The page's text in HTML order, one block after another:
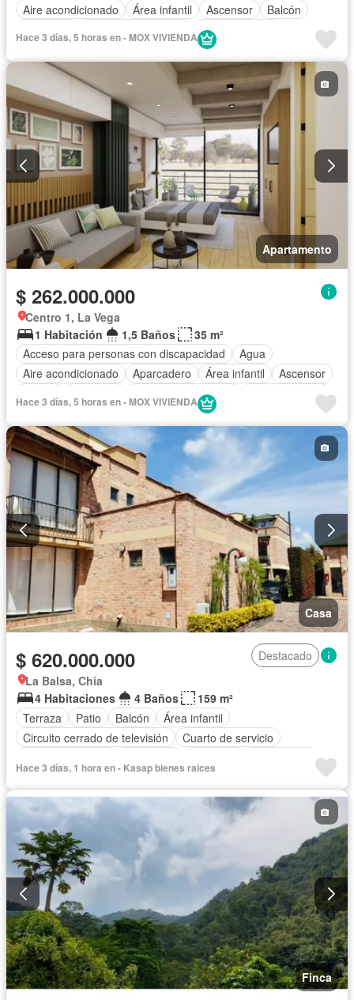
Aire acondicionado
Área infantil Ascensor
Balcón
Cocina integral
Piscina
Seguridad privada
Tanque de agua Vista panorámica
Hace 3 días, 5 horas en - MOX VIVIENDA
Apartamento
$ 262.000.000
Centro 1, La Vega
1 Habitación
1,5 Baños
35 m²
Acceso para personas con discapacidad
Agua
Aire acondicionado
Aparcadero Área infantil
Ascensor
Caseta de vigilancia
Cocina integral
Jardín
Seguridad privada
Tanque de agua
Terraza
Vista panorámica
Hace 3 días, 5 horas en - MOX VIVIENDA
Casa
$ 620.000.000
Destacado
La Balsa, Chía
4 Habitaciones
4 Baños
159 m²
Terraza
Patio Balcón
Área infantil
Circuito cerrado de televisión
Cuarto de servicio
Hace 3 días, 1 hora en - Kasap bienes raices
Finca